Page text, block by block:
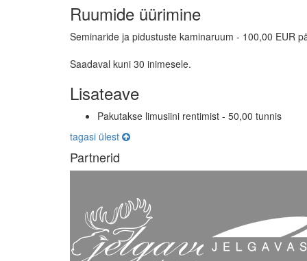
Ruumide üürimine
Seminaride ja pidustuste kaminaruum - 100,00 EUR
Saadaval kuni 30 inimesele.
Lisateave
Pakutakse limusiini rentimist - 50,00 tunnis
tagasi ülest
Partnerid